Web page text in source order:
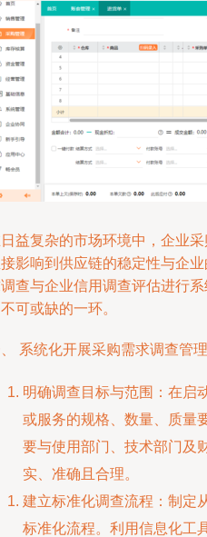
益复杂的市场环境中，企业
影响到供应链的稳定性与企
查与企业信用调查评估进行
可或缺的一环。
系统化开展采购需求调查管理
明确调查目标与范围：在启
或服务的规格、数量、质量
要与使用部门、技术部门及
实、准确且合理。
建立标准化调查流程：制定
标准化流程。利用信息化工